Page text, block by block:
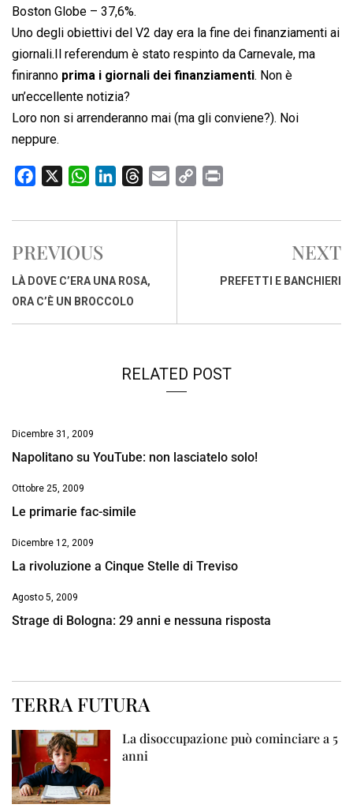
Boston Globe – 37,6%.
Uno degli obiettivi del V2 day era la fine dei finanziamenti ai
giornali.Il referendum è stato respinto da Carnevale, ma
finiranno prima i giornali dei finanziamenti. Non è
un’eccellente notizia?
Loro non si arrenderanno mai (ma gli conviene?). Noi
neppure.
c
b
o
o
W
a
s
A
p
n
d
I
r
d
a
p
i
PREVIOUS
LÀ DOVE C’ERA UNA ROSA,
ORA C’È UN BROCCOLO
NEXT
PREFETTI E BANCHIERI
RELATED POST
Dicembre 31, 2009
Napolitano su YouTube: non lasciatelo solo!
Ottobre 25, 2009
Le primarie fac-simile
Dicembre 12, 2009
La rivoluzione a Cinque Stelle di Treviso
Agosto 5, 2009
Strage di Bologna: 29 anni e nessuna risposta
TERRA FUTURA
La disoccupazione può cominciare a 5
anni